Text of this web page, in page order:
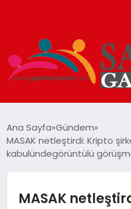
TEKNOLOJI
Ana Sayfa Gündem
MASAK netleştirdi: Kripto
kabulündegörüntülü
MASAK